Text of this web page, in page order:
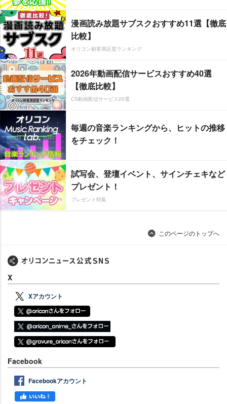
漫画読み放題サブスクおすすめ11選【徹底
比較】
オリコン顧客満足度ランキング
2026年動画配信サービスおすすめ40選
【徹底比較】
CS動画配信サービス20選
毎週の音楽ランキングから、ヒットの推移
をチェック！
試写会、登壇イベント、サインチェキなど
プレゼント！
プレゼント特集
このページのトップへ
X
Xアカウント
Facebook
Facebookアカウント